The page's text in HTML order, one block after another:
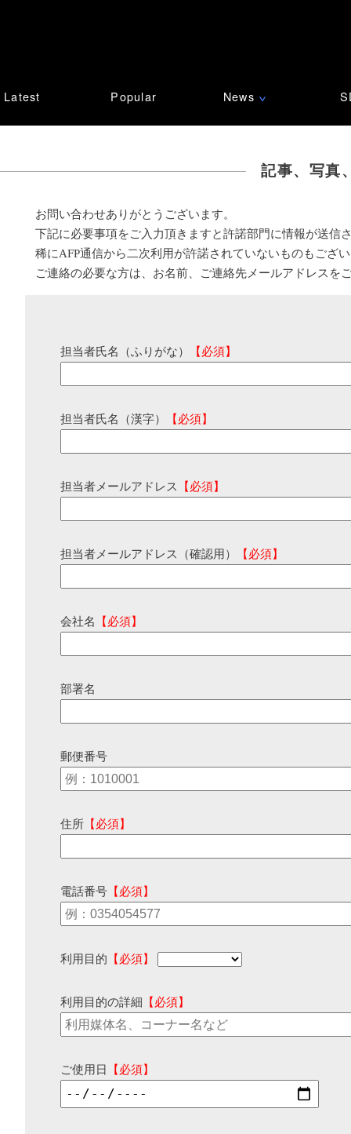
Latest Popular News ∨
記事、写真
お問い合わせありがとうございます。
下記に必要事項をご入力頂きますと許諾部門に情報が送信
稀にAFP通信から二次利用が許諾されていないものもござ
ご連絡の必要な方は、お名前、ご連絡先メールアドレスを
担当者氏名（ふりがな） 【必須】
担当者氏名（漢字） 【必須】
担当者メールアドレス 【必須】
担当者メールアドレス（確認用） 【必須】
会社名 【必須】
部署名
郵便番号
住所 【必須】
電話番号 【必須】
利用目的 【必須】
利用目的の詳細 【必須】
ご使用日 【必須】